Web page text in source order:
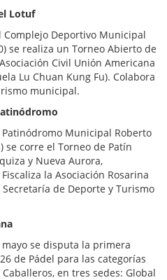
Lotuf
Complejo Deportivo Municipal
se realiza un Torneo Abierto de
Civil Unión Americana
Lu Chuan Kung Fu). Colabora
municipal.
Municipal Roberto
se corre el Torneo de Patín
y Nueva Aurora,
la Asociación Rosarina
de Deporte y Turismo
se disputa la primera
de Pádel para las categorías
en tres sedes: Global